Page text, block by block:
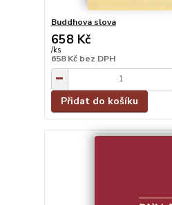
Buddhova slova
658 Kč
/ks
658 Kč bez DPH
Přidat do košíku